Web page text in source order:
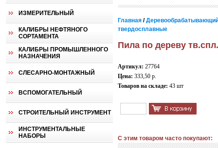
ИЗМЕРИТЕЛЬНЫЙ
КАЛИБРЫ НЕФТЯНОГО
СОРТАМЕНТА
КАЛИБРЫ ПРОМЫШЛЕННОГО
НАЗНАЧЕНИЯ
СЛЕСАРНО-МОНТАЖНЫЙ
ВСПОМОГАТЕЛЬНЫЙ
СТРОИТЕЛЬНЫЙ ИНСТРУМЕНТ
ИНСТРУМЕНТАЛЬНЫЕ
НАБОРЫ
Главная /
твердосплавные
Пила по дереву
Артикул: 27764
Цена: 333,50 р.
Товаров на складе: 43 шт
С этим товаром часто покупают: